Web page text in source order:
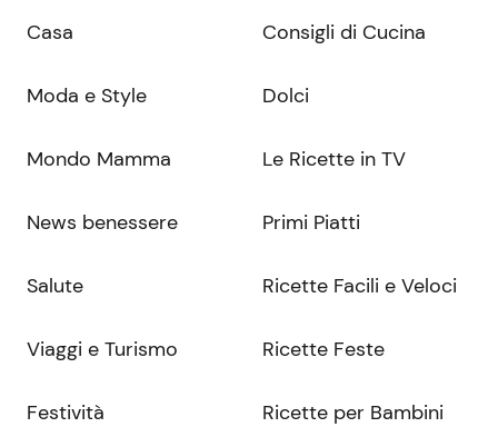
Casa
Moda e Style
Mondo Mamma
News benessere
Salute
Viaggi e Turismo
Festività
Consigli di Cucina
Dolci
Le Ricette in TV
Primi Piatti
Ricette Facili e Veloci
Ricette Feste
Ricette per Bambini